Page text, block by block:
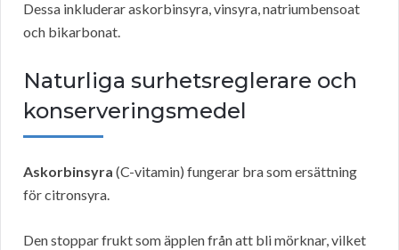
Dessa inkluderar askorbinsyra, vinsyra, natriumbensoat
och bikarbonat.
Naturliga surhetsreglerare och
konserveringsmedel
Askorbinsyra (C-vitamin) fungerar bra som ersättning
för citronsyra.
Den stoppar frukt som äpplen från att bli mörknar, vilket